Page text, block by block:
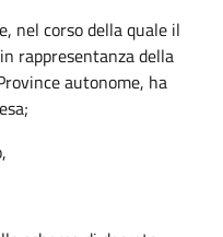
nel corso della quale il
rappresentanza della
autonome, ha